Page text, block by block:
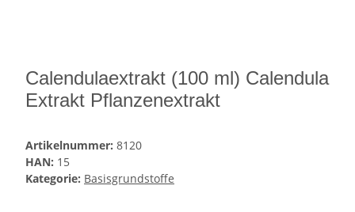
Calendulaextrakt (100 ml) Calendula
Extrakt Pflanzenextrakt
Artikelnummer: 8120
HAN: 15
Kategorie: Basisgrundstoffe